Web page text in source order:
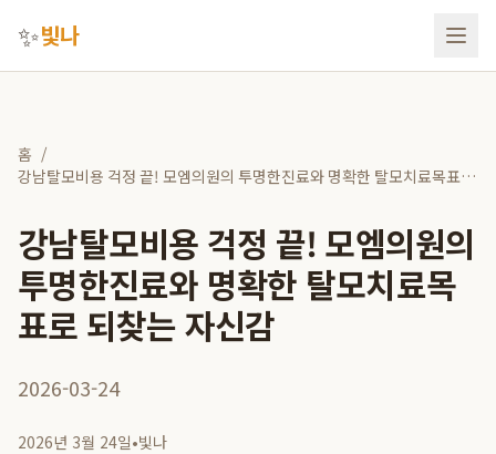
✨빛나
홈 /
강남탈모비용 걱정 끝! 모엠의원의 투명한진료와 명확한 탈모치료목표로
강남탈모비용 걱정 끝! 모엠의원의
투명한진료와 명확한 탈모치료목
표로 되찾는 자신감
2026-03-24
2026년 3월 24일•빛나